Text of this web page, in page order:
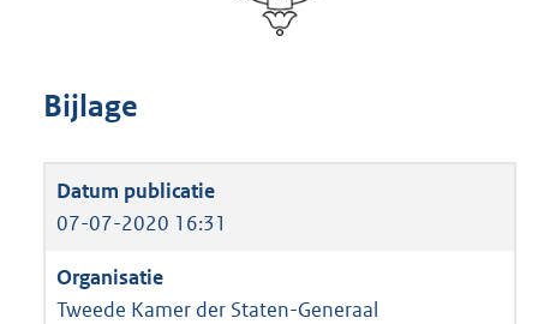
Bijlage
07-07-2020 16:31
Tweede Kamer der Staten-Generaal